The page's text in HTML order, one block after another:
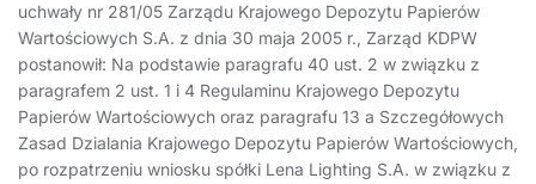
uchwały nr 281/05 Zarządu Krajowego Depozytu Papierów
Wartościowych S.A. z dnia 30 maja 2005 r., Zarząd KDPW
postanowił: Na podstawie paragrafu 40 ust. 2 w związku z
paragrafem 2 ust. 1 i 4 Regulaminu Krajowego Depozytu
Papierów Wartościowych oraz paragrafu 13 a Szczegółowych
Zasad Dzialania Krajowego Depozytu Papierów Wartościowych,
po rozpatrzeniu wniosku spółki Lena Lighting S.A. w związku z